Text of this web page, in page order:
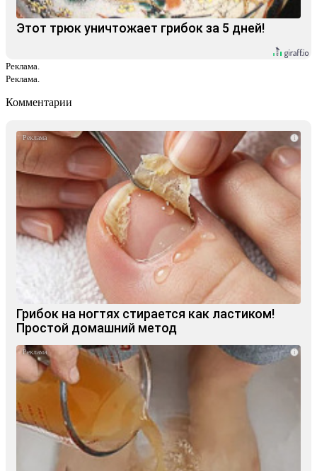
Этот трюк уничтожает грибок за 5 дней!
Реклама.
Реклама.
Комментарии
i
Грибок на ногтях стирается как ластиком!
Простой домашний метод
i